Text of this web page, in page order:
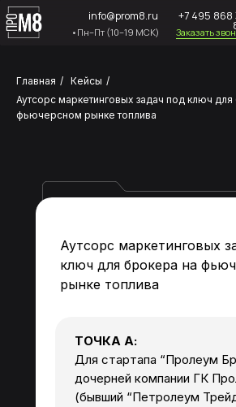
+7 495 868 37
info@prom8.ru
•Пн–Пт (10–19 МСК)
Главная / Кейсы /
Аутсорс маркетинговых задач под ключ
фьючерсном рынке топлива
Аутсорс маркетинговых
ключ для брокера на
рынке топлива
ТОЧКА А:
Для стартапа “Пролеум
дочерней компании ГК
(бывший “Петролеум